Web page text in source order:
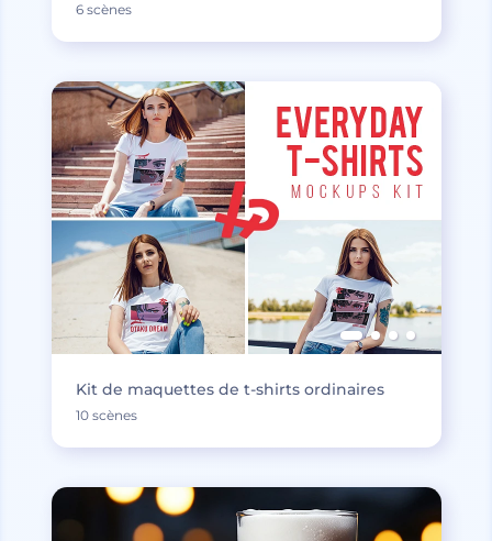
6 scènes
Kit de maquettes de t-shirts ordinaires
10 scènes